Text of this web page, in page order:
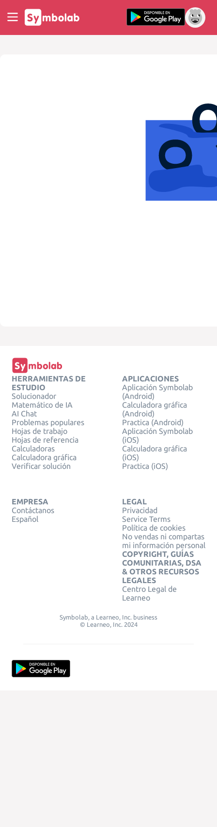
HERRAMIENTAS DE
ESTUDIO
Solucionador
Matemático de IA
AI Chat
Problemas populares
Hojas de trabajo
Hojas de referencia
Calculadoras
Calculadora gráfica
Verificar solución
APLICACIONES
Aplicación Symbolab
(Android)
Calculadora gráfica
(Android)
Practica (Android)
Aplicación Symbolab
(iOS)
Calculadora gráfica
(iOS)
Practica (iOS)
EMPRESA
Contáctanos
Español
LEGAL
Privacidad
Service Terms
Política de cookies
No vendas ni compartas
mi información personal
COPYRIGHT, GUÍAS
COMUNITARIAS, DSA
& OTROS RECURSOS
LEGALES
Centro Legal de
Learneo
Symbolab, a Learneo, Inc. business
© Learneo, Inc. 2024